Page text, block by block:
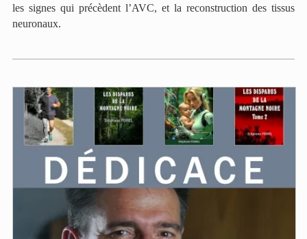
les signes qui précèdent l’AVC, et la reconstruction des tissus
neuronaux.